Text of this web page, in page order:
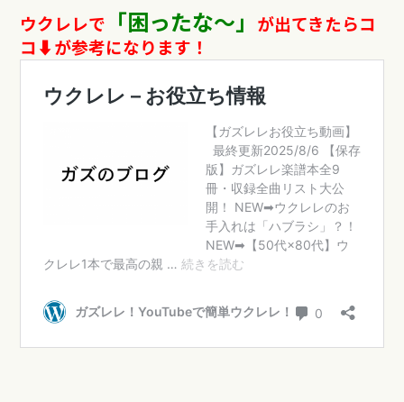
ウクレレで 「困ったな〜」 が出てきたらコ
コ⬇︎が参考になります！